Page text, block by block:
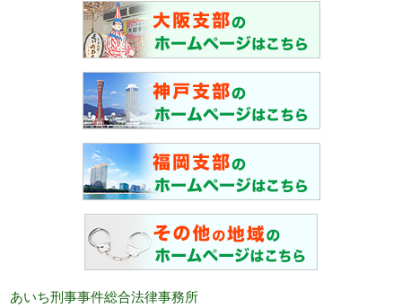
あいち刑事事件総合法律事務所